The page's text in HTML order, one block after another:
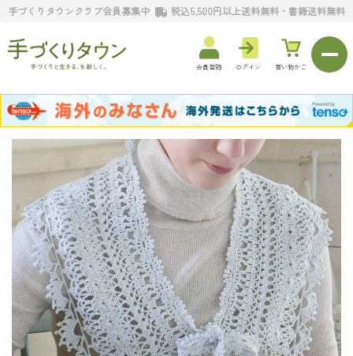
手づくりタウンクラブ会員募集中 税込5,500円以上送料無料・書籍送料無料
会員登録 ログイン 買い物かご